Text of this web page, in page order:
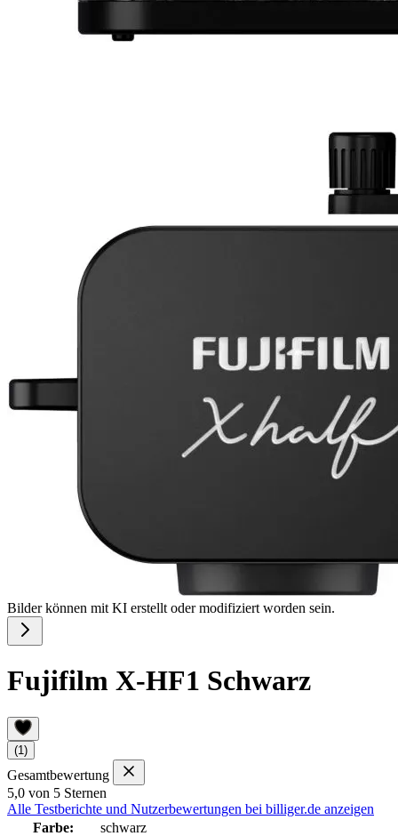
Bilder können mit KI erstellt oder modifiziert worden sein.
Fujifilm X-HF1 Schwarz
(1)
Gesamtbewertung
5,0 von 5 Sternen
Alle Testberichte und Nutzerbewertungen bei billiger.de anzeigen
Farbe:
schwarz